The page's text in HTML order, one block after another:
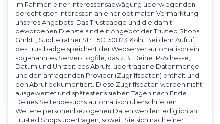
im Rahmen einer Interessensabwägung überwiegenden
berechtigten Interessen an einer optimalen Vermarktung
unseres Angebots. Das Trustbadge und die damit
beworbenen Dienste sind ein Angebot der Trusted Shops
GmbH, Subbelrather Str. 15C, 50823 Köln. Bei dem Aufruf
des Trustbadge speichert der Webserver automatisch ein
sogenanntes Server-Logfile, das z.B. Deine IP-Adresse,
Datum und Uhrzeit des Abrufs, übertragene Datenmenge
und den anfragenden Provider (Zugriffsdaten) enthält und
den Abruf dokumentiert. Diese Zugriffsdaten werden nicht
ausgewertet und spätestens sieben Tagen nach Ende
Deines Seitenbesuchs automatisch überschrieben.
Weitere personenbezogenen Daten werden lediglich an
Trusted Shops übertragen, soweit Sie sich nach einer